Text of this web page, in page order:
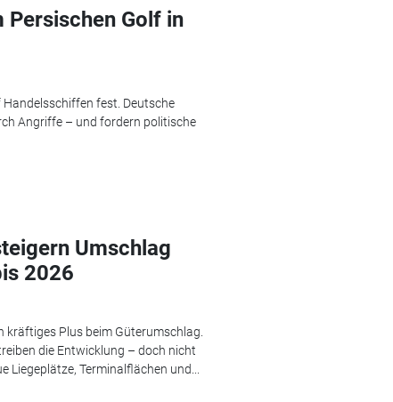
Persischen Golf in
Handelsschiffen fest. Deutsche
Angriffe – und fordern politische
Umschlag
2026
kräftiges Plus beim Güterumschlag.
die Entwicklung – doch nicht
Terminalflächen und...